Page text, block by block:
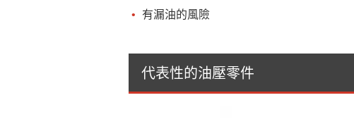
有漏油的風險
代表性的油壓零件